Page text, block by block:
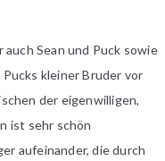
Sean und Puck sowie
kleiner Bruder vor
der eigenwilligen,
ist sehr schön
aufeinander, die durch